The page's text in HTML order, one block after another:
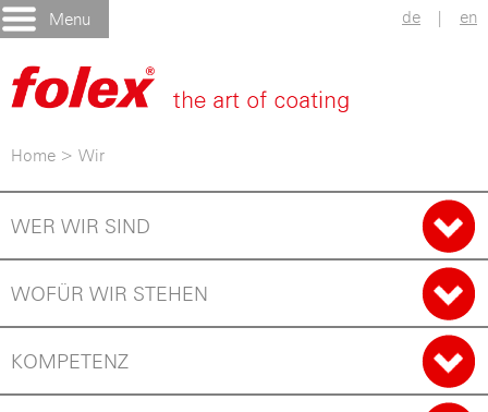
Menu de | en
Home > Wir
WER WIR SIND
WOFÜR WIR STEHEN
KOMPETENZ